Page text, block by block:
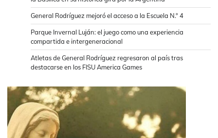
General Rodríguez mejoró el acceso a la Escuela N.° 4
Parque Invernal Luján: el juego como una experiencia
compartida e intergeneracional
Atletas de General Rodríguez regresaron al país tras
destacarse en los FISU America Games